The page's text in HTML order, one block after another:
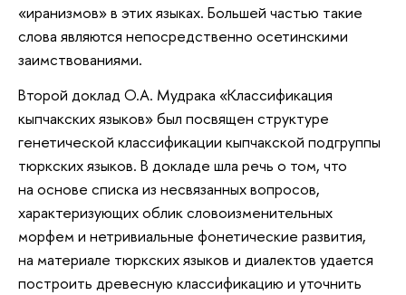
«иранизмов» в этих языках. Большей частью такие
слова являются непосредственно осетинскими
заимствованиями.
Второй доклад О.А. Мудрака «Классификация
кыпчакских языков» был посвящен структуре
генетической классификации кыпчакской подгруппы
тюркских языков. В докладе шла речь о том, что
на основе списка из несвязанных вопросов,
характеризующих облик словоизменительных
морфем и нетривиальные фонетические развития,
на материале тюркских языков и диалектов удается
построить древесную классификацию и уточнить